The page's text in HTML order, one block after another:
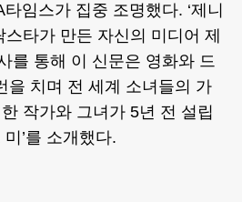
임스가 집중 조명했다. ‘제니
타가 만든 자신의 미디어 제
를 통해 이 신문은 영화와 드
을 치며 전 세계 소녀들의 가
작가와 그녀가 5년 전 설립
’를 소개했다.